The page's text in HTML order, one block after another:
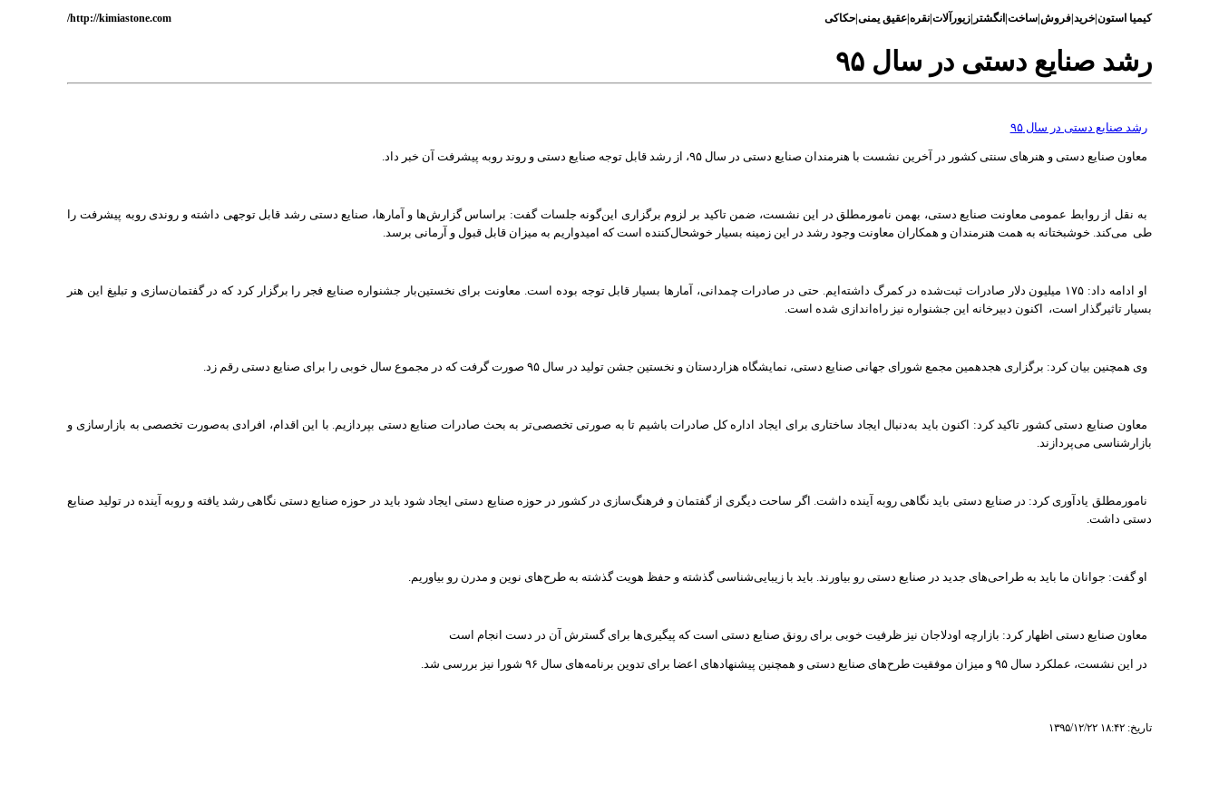
کیمیا استون|خرید|فروش|ساخت|انگشتر|زیورآلات|نقره|عقیق یمنی|حکاکی http://kimiastone.com/
رشد صنایع دستی در سال ۹۵
رشد صنایع دستی در سال۹۵
معاون صنایع دستی و هنرهای سنتی کشور در آخرین نشست با هنرمندان صنایع دستی در سال۹۵، از رشد قابل توجه صنایع دستی و روند روبه پیشرفت آن خبر داد.
به نقل از روابط عمومی معاونت صنایع دستی، بهمن نامورمطلق در این نشست، ضمن تاکید بر لزوم برگزاری این‌گونه جلسات گفت: براساس گزارش‌ها و آمارها، صنایع دستی رشد قابل توجهی داشته و روندی روبه پیشرفت را
طی می‌کند. خوشبختانه به همت هنرمندان و همکاران معاونت وجود رشد در این زمینه بسیار خوشحال‌کننده است که امیدواریم به میزان قابل قبول و آرمانی برسد.
او ادامه داد: ۱۷۵ میلیون دلار صادرات ثبت‌شده در کمرگ داشته‌ایم. حتی در صادرات چمدانی، آمارها بسیار قابل توجه بوده است. معاونت برای نخستین‌بار جشنواره صنایع فجر را برگزار کرد که در گفتمان‌سازی و تبلیغ این هنر
بسیار تاثیرگذار است، اکنون دبیرخانه این جشنواره نیز راه‌اندازی شده است.
وی همچنین بیان کرد: برگزاری هجدهمین مجمع شورای جهانی صنایع دستی، نمایشگاه هزاردستان و نخستین جشن تولید در سال۹۵ صورت گرفت که در مجموع سال خوبی را برای صنایع دستی رقم زد.
معاون صنایع دستی کشور تاکید کرد: اکنون باید به‌دنبال ایجاد ساختاری برای ایجاد اداره کل صادرات باشیم تا به صورتی تخصصی‌تر به بحث صادرات صنایع دستی بپردازیم. با این اقدام، افرادی به‌صورت تخصصی به بازارسازی و
بازارشناسی می‌پردازند.
نامورمطلق یادآوری کرد: در صنایع دستی باید نگاهی روبه آینده داشت. اگر ساحت دیگری از گفتمان و فرهنگ‌سازی در کشور در حوزه صنایع دستی ایجاد شود باید در حوزه صنایع دستی نگاهی رشد یافته و روبه آینده در تولید صنایع
دستی داشت.
او گفت: جوانان ما باید به طراحی‌های جدید در صنایع دستی رو بیاورند. باید با زیبایی‌شناسی گذشته و حفظ هویت گذشته به طرح‌های نوین و مدرن رو بیاوریم.
معاون صنایع دستی اظهار کرد: بازارچه اودلاجان نیز ظرفیت خوبی برای رونق صنایع دستی است که پیگیری‌ها برای گسترش آن در دست انجام است
در این نشست، عملکرد سال۹۵ و میزان موفقیت طرح‌های صنایع دستی و همچنین پیشنهادهای اعضا برای تدوین برنامه‌های سال ۹۶ شورا نیز بررسی شد.
تاریخ: ‎۱۳۹۵/۱۲/۲۲ ۱۸:۴۲